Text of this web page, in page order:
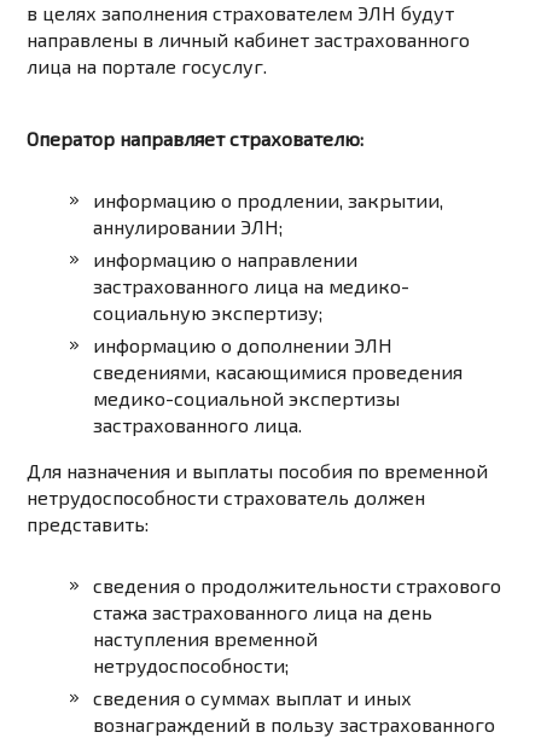
в целях заполнения страхователем ЭЛН будут
направлены в личный кабинет застрахованного
лица на портале госуслуг.
Оператор направляет страхователю:
информацию о продлении, закрытии,
аннулировании ЭЛН;
информацию о направлении
застрахованного лица на медико-
социальную экспертизу;
информацию о дополнении ЭЛН
сведениями, касающимися проведения
медико-социальной экспертизы
застрахованного лица.
Для назначения и выплаты пособия по временной
нетрудоспособности страхователь должен
представить:
сведения о продолжительности страхового
стажа застрахованного лица на день
наступления временной
нетрудоспособности;
сведения о суммах выплат и иных
вознаграждений в пользу застрахованного